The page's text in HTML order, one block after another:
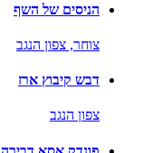
הניסים של השף
צוחר, צפון הנגב
דבש קיבוץ ארז
צפון הנגב